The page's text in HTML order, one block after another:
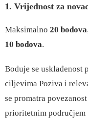
1. Vrijednost za
Maksimalno 20 bodova
10 bodova.
Boduje se usklađenost
ciljevima Poziva i
se promatra
prioritetnim područjem